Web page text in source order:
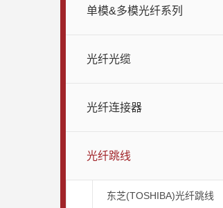
单模&多模光纤系列
光纤光缆
光纤连接器
光纤跳线
东芝(TOSHIBA)光纤跳线